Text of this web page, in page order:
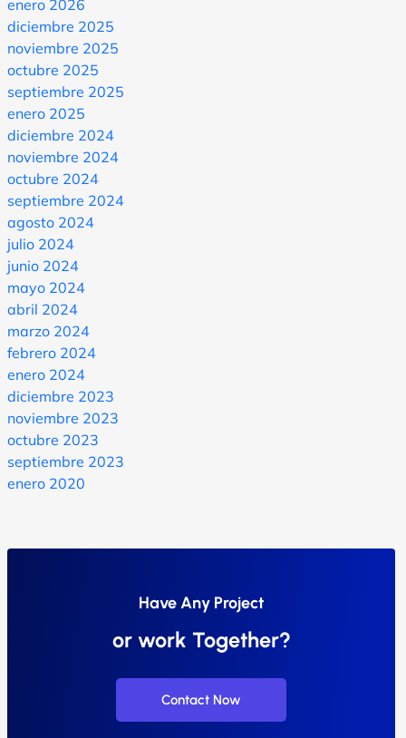
enero 2026
diciembre 2025
noviembre 2025
octubre 2025
septiembre 2025
enero 2025
diciembre 2024
noviembre 2024
octubre 2024
septiembre 2024
agosto 2024
julio 2024
junio 2024
mayo 2024
abril 2024
marzo 2024
febrero 2024
enero 2024
diciembre 2023
noviembre 2023
octubre 2023
septiembre 2023
enero 2020
Have Any Project
or work Together?
Contact Now